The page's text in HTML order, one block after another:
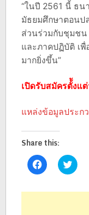
“ในปี 2561 นี้ ธน
มัธยมศึกษาตอนป
ส่วนร่วมกับชุมชน
และภาคปฏิบัติ เพื่
มากยิ่งขึ้น”
เปิดรับสมัครตั้ังแ
แหล่งข้อมูลประก
Share this:
Click
to
Facebook
Click
to